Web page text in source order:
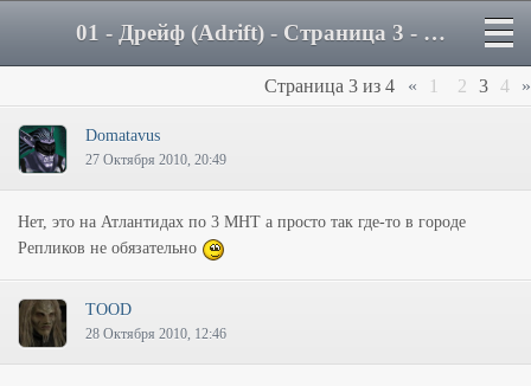
01 - Дрейф (Adrift) - Страница 3 - Форум
Страница 3 из 4 « 1 2 3 4 »
Domatavus
27 Октября 2010, 20:49
Нет, это на Атлантидах по 3 МНТ а просто так где-то в городе
Репликов не обязательно
TOOD
28 Октября 2010, 12:46